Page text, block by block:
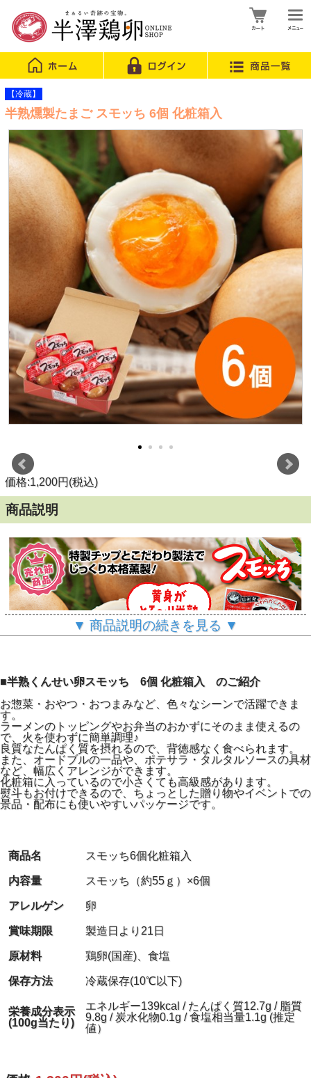
【冷蔵】
半熟燻製たまご スモッち 6個 化粧箱入
価格:1,200円(税込)
商品説明
『スモッち』とは？
赤いパッケージでおなじみ、山形名物として20年以上間親
しまれている
塩味付きの半熟くんせい卵です。
人気のお取り寄せグルメとして、数々のメディアに取り上
げていただきました。
とろける半熟の黄身と、絶妙な塩加減、ライトなスモーク
一つ一つ真空パックで個包装だから、美味しさ長持ちで衛
生的。
冷蔵庫に入れておけばすぐに食べられるのも魅力の1つで
す。
また、無添加にこだわり原材料は鶏卵と食塩のみ。
限られた原材料なのに、やみつきになる美味しさです！
販売が開始してから20年以上が経ちますが､
す。
メディアでも話題となり､著名な方々からも支持を得てい
る
当社自慢の逸品です。
▼ 商品説明の続きを見る ▼
■半熟くんせい卵スモッち 6個 化粧箱入 のご紹介
お惣菜・おやつ・おつまみなど、色々なシーンで活躍できま
す。
ラーメンのトッピングやお弁当のおかずにそのまま使えるの
で、火を使わずに簡単調理♪
良質なたんぱく質を摂れるので、背徳感なく食べられます。
また、オードブルの一品や、ポテサラ・タルタルソースの具材
など、幅広くアレンジができます。
化粧箱に入っているので小さくても高級感があります。
熨斗もお付けできるので、ちょっとした贈り物やイベントでの
景品・配布にも使いやすいパッケージです。
商品名 スモッち6個化粧箱入
内容量 スモッち（約55ｇ）×6個
アレルゲン 卵
賞味期限 製造日より21日
原材料 鶏卵(国産)、食塩
保存方法 冷蔵保存(10℃以下)
栄養成分表示
(100g当たり)
エネルギー139kcal / たんぱく質12.7g / 脂質
9.8g / 炭水化物0.1g / 食塩相当量1.1g (推定
値）